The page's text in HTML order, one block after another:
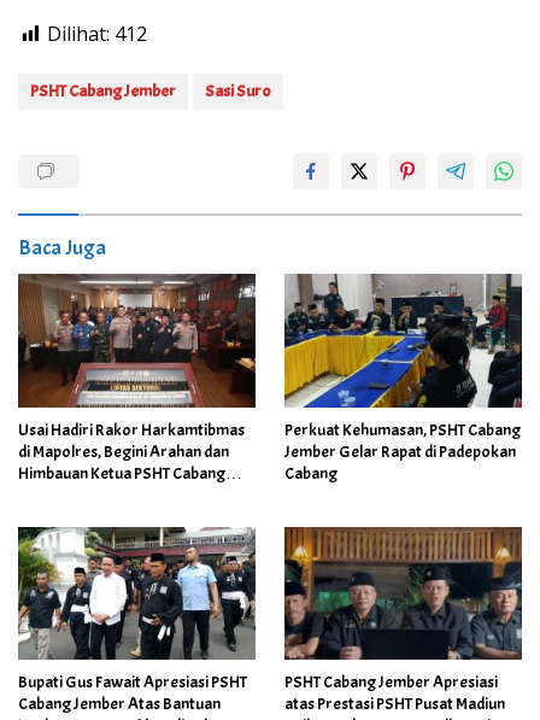
Dilihat: 412
PSHT Cabang Jember Sasi Suro
Baca Juga
Usai Hadiri Rakor Harkamtibmas
di Mapolres, Begini Arahan dan
Himbauan Ketua PSHT Cabang
Perkuat Kehumasan, PSHT Cabang
Jember Gelar Rapat di Padepokan
Cabang
Bupati Gus Fawait Apresiasi PSHT
Cabang Jember Atas Bantuan
PSHT Cabang Jember Apresiasi
atas Prestasi PSHT Pusat Madiun